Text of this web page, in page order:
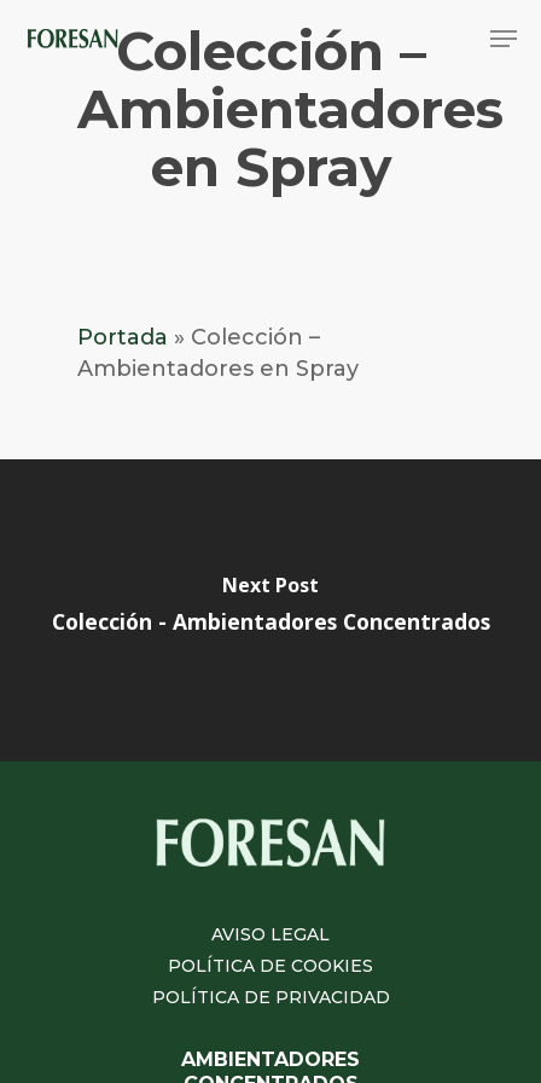
Colección –
Ambientadores
en Spray
Portada » Colección –
Ambientadores en Spray
Next Post
Colección - Ambientadores Concentrados
AVISO LEGAL
POLÍTICA DE COOKIES
POLÍTICA DE PRIVACIDAD
AMBIENTADORES
Menu